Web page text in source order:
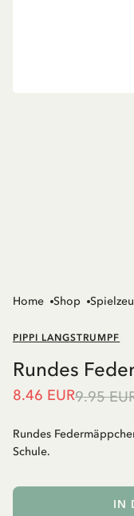
Home Shop
PIPPI LANGSTRUMPF
Rundes
8.46 EUR9.95
Rundes
Schule.
IN